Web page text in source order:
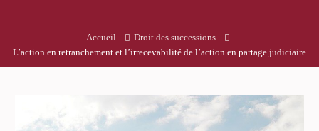
Accueil
Droit des successions
L’action en retranchement et l’irrecevabilité de l’action en partage judiciaire